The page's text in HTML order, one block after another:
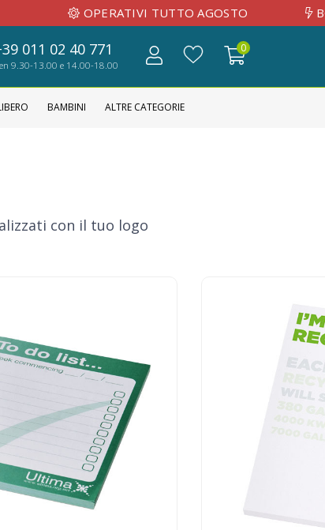
TUTTO AGOSTO BOZZA
011 02 40 771
9.30-13.00 e 14.00-18.00
0
BAMBINI ALTRE CATEGORIE
con il tuo logo